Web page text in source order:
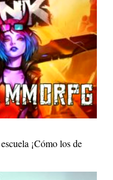
¡Cómo los de